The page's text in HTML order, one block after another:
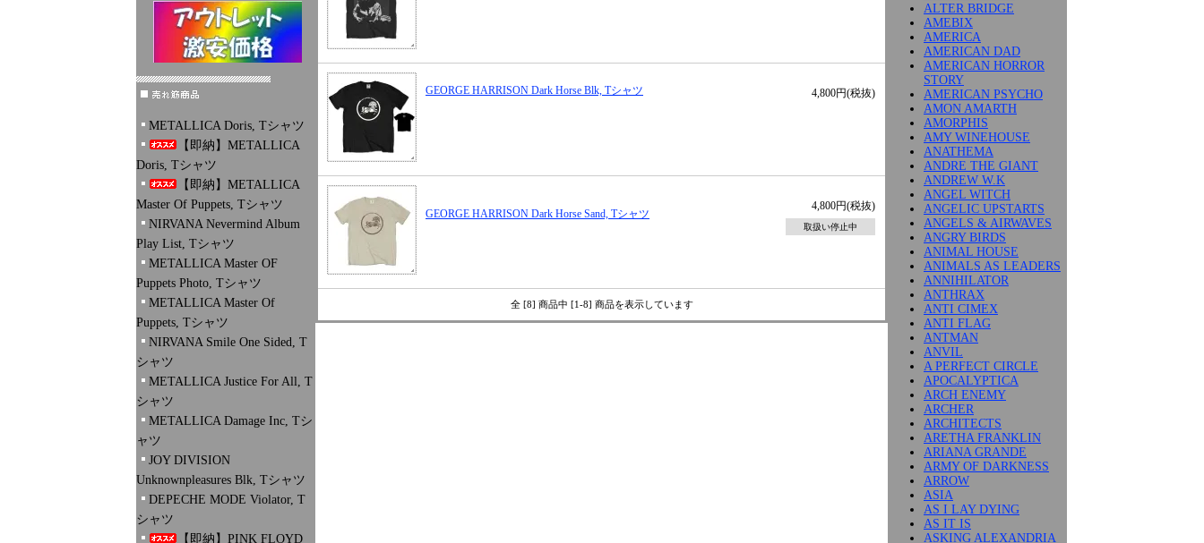
METALLICA Doris, Tシャツ
【即納】METALLICA
Doris, Tシャツ
【即納】METALLICA
Master Of Puppets, Tシャツ
NIRVANA Nevermind Album
Play List, Tシャツ
METALLICA Master OF
Puppets Photo, Tシャツ
METALLICA Master Of
Puppets, Tシャツ
NIRVANA Smile One Sided, T
シャツ
METALLICA Justice For All, T
シャツ
METALLICA Damage Inc, Tシ
ャツ
JOY DIVISION
Unknownpleasures Blk, Tシャツ
DEPECHE MODE Violator, T
シャツ
【即納】PINK FLOYD
GEORGE HARRISON Dark Horse Blk, Tシャツ 4,800円(税抜)
GEORGE HARRISON Dark Horse Sand, Tシャツ
4,800円(税抜)
取扱い停止中
全 [8] 商品中 [1-8] 商品を表示しています
ALTER BRIDGE
AMEBIX
AMERICA
AMERICAN DAD
AMERICAN HORROR
STORY
AMERICAN PSYCHO
AMON AMARTH
AMORPHIS
AMY WINEHOUSE
ANATHEMA
ANDRE THE GIANT
ANDREW W.K
ANGEL WITCH
ANGELIC UPSTARTS
ANGELS & AIRWAVES
ANGRY BIRDS
ANIMAL HOUSE
ANIMALS AS LEADERS
ANNIHILATOR
ANTHRAX
ANTI CIMEX
ANTI FLAG
ANTMAN
ANVIL
A PERFECT CIRCLE
APOCALYPTICA
ARCH ENEMY
ARCHER
ARCHITECTS
ARETHA FRANKLIN
ARIANA GRANDE
ARMY OF DARKNESS
ARROW
ASIA
AS I LAY DYING
AS IT IS
ASKING ALEXANDRIA